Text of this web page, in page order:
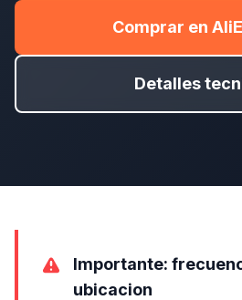
Comprar en
Detalles
Importante:
ubicacion